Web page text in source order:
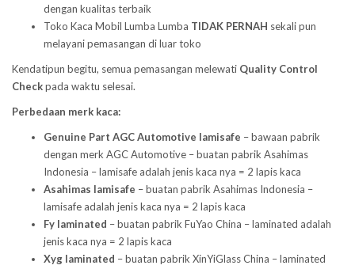
dengan kualitas terbaik
Toko Kaca Mobil Lumba Lumba TIDAK PERNAH sekali pun
melayani pemasangan di luar toko
Kendatipun begitu, semua pemasangan melewati Quality Control
Checkpada waktu selesai.
Perbedaan merk kaca:
Genuine Part AGC Automotive lamisafe – bawaan pabrik
dengan merk AGC Automotive – buatan pabrik Asahimas
Indonesia – lamisafe adalah jenis kaca nya = 2 lapis kaca
Asahimas lamisafe – buatan pabrik Asahimas Indonesia –
lamisafe adalah jenis kaca nya = 2 lapis kaca
Fy laminated – buatan pabrik FuYao China – laminated adalah
jenis kaca nya = 2 lapis kaca
Xyg laminated – buatan pabrik XinYiGlass China – laminated